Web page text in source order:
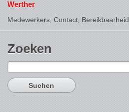
Werther
Medewerkers, Contact, Bereikbaarheid
Zoeken
Suchen
nach: